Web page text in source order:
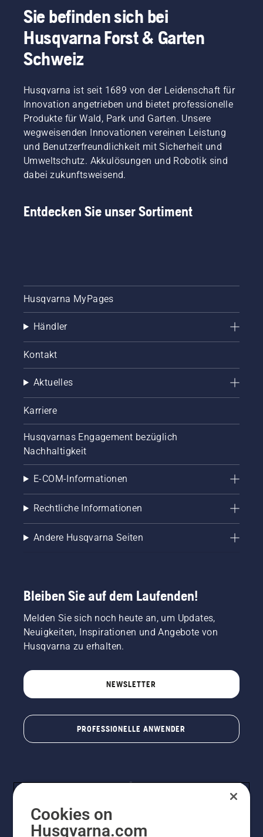
Sie befinden sich bei
Husqvarna Forst & Garten
Schweiz
Husqvarna ist seit 1689 von der Leidenschaft für
Innovation angetrieben und bietet professionelle
Produkte für Wald, Park und Garten. Unsere
wegweisenden Innovationen vereinen Leistung
und Benutzerfreundlichkeit mit Sicherheit und
Umweltschutz. Akkulösungen und Robotik sind
dabei zukunftsweisend.
Entdecken Sie unser Sortiment
Husqvarna MyPages
Händler
Kontakt
Aktuelles
Karriere
Husqvarnas Engagement bezüglich
Nachhaltigkeit
E-COM-Informationen
Rechtliche Informationen
Andere Husqvarna Seiten
Bleiben Sie auf dem Laufenden!
Melden Sie sich noch heute an, um Updates,
Neuigkeiten, Inspirationen und Angebote von
Husqvarna zu erhalten.
NEWSLETTER
PROFESSIONELLE ANWENDER
Cookies on
Husqvarna.com